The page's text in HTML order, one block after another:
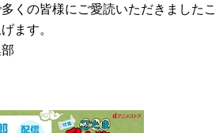
くの皆様にご愛読いただきましたこ
ます。